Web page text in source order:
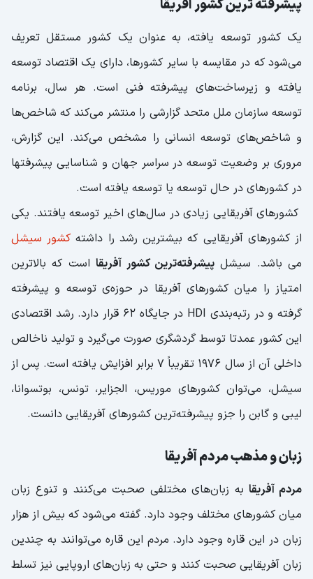
پیشرفته ترین کشور آفریقا
یک کشور توسعه یافته، به عنوان یک کشور مستقل تعریف
می‌شود که در مقایسه با سایر کشورها، دارای یک اقتصاد توسعه
یافته و زیرساخت‌های پیشرفته فنی است. هر سال، برنامه
توسعه سازمان ملل متحد گزارشی را منتشر می‌کند که شاخص‌ها
و شاخص‌های توسعه انسانی را مشخص می‌کند. این گزارش،
مروری بر وضعیت توسعه در سراسر جهان و شناسایی پیشرفتها
در کشورهای در حال توسعه یا توسعه یافته است.
کشورهای آفریقایی زیادی در سال‌های اخیر توسعه یافتند. یکی
از کشورهای آفریقایی که بیشترین رشد را داشته کشور سیشل
می باشد. سیشلپیشرفته‌ترین کشور آفریقااست که بالاترین
امتیاز را میان کشورهای آفریقا در حوزه‌ی توسعه و پیشرفته
گرفته و در رتبه‌بندی HDI در جایگاه ۶۲ قرار دارد. رشد اقتصادی
این کشور عمدتا توسط گردشگری صورت می‌گیرد و تولید ناخالص
داخلی آن از سال 1976 تقریباً 7 برابر افزایش یافته است. پس از
سیشل، می‌توان کشورهای موریس، الجزایر، تونس، بوتسوانا،
لیبی و گابن را جزو پیشرفته‌ترین کشورهای آفریقایی دانست.
زبان و مذهب مردم آفریقا
مردم آفریقابه زبان‌های مختلفی صحبت می‌کنند و تنوع زبان
میان کشورهای مختلف وجود دارد. گفته می‌شود که بیش از هزار
زبان در این قاره وجود دارد. مردم این قاره می‌توانند به چندین
زبان آفریقایی صحبت کنند و حتی به زبان‌های اروپایی نیز تسلط